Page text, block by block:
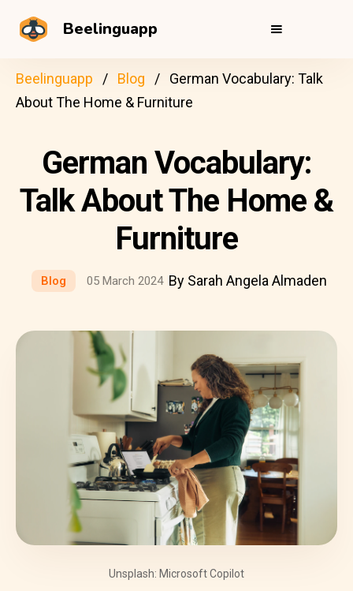
Beelinguapp
Beelinguapp Blog
German Vocabulary: Talk
About The Home & Furniture
German Vocabulary:
Talk About The Home &
Furniture
Blog 05 March 2024 By Sarah Angela Almaden
Unsplash: Microsoft Copilot